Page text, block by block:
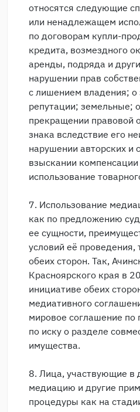
относятся следующие
или ненадлежащем
по договорам купли-
кредита, возмездного
аренды, подряда и
нарушении прав
с лишением владения; о
репутации; земельные;
прекращении правовой
знака вследствие его
нарушении авторских и
взыскании компенсации
использование
7. Использование
как по предложению
ее сущности,
условий её проведения,
обеих сторон. Так,
Красноярского края в
инициативе обеих
медиативного
мировое соглашение по
по иску о разделе
имущества.
8. Лица, участвующие в
медиацию и другие
процедуры как на